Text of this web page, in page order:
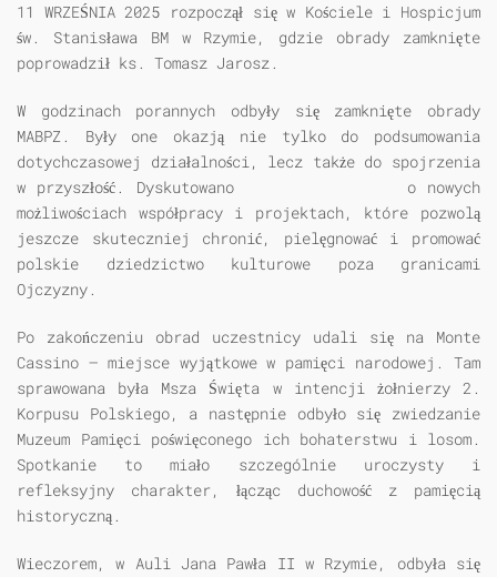
11 WRZEŚNIA 2025 rozpoczął się w Kościele i Hospicjum
św. Stanisława BM w Rzymie, gdzie obrady zamknięte
poprowadził ks. Tomasz Jarosz.
W godzinach porannych odbyły się zamknięte obrady
MABPZ. Były one okazją nie tylko do podsumowania
dotychczasowej działalności, lecz także do spojrzenia
w przyszłość. Dyskutowano o nowych
możliwościach współpracy i projektach, które pozwolą
jeszcze skuteczniej chronić, pielęgnować i promować
polskie dziedzictwo kulturowe poza granicami
Ojczyzny.
Po zakończeniu obrad uczestnicy udali się na Monte
Cassino – miejsce wyjątkowe w pamięci narodowej. Tam
sprawowana była Msza Święta w intencji żołnierzy 2.
Korpusu Polskiego, a następnie odbyło się zwiedzanie
Muzeum Pamięci poświęconego ich bohaterstwu i losom.
Spotkanie to miało szczególnie uroczysty i
refleksyjny charakter, łącząc duchowość z pamięcią
historyczną.
Wieczorem, w Auli Jana Pawła II w Rzymie, odbyła się